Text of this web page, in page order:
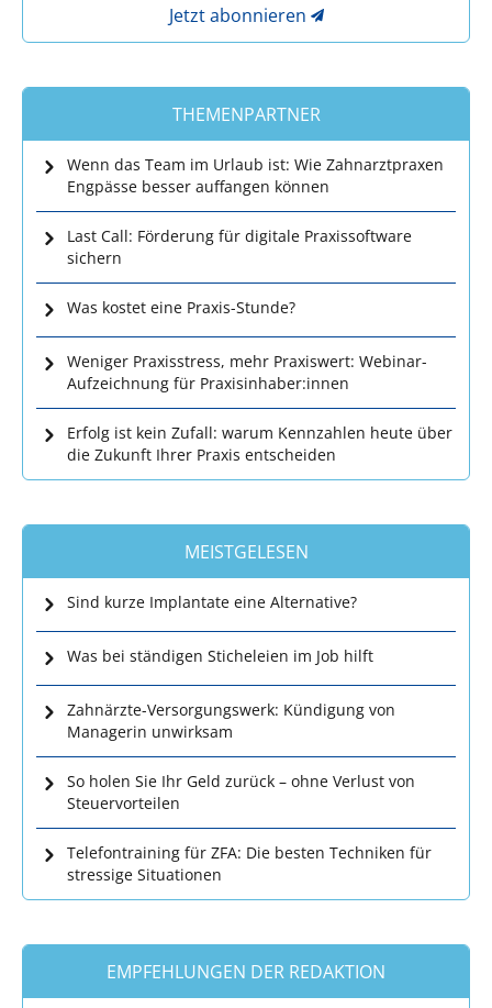
Jetzt abonnieren
THEMENPARTNER
Wenn das Team im Urlaub ist: Wie Zahnarztpraxen
Engpässe besser auffangen können
Last Call: Förderung für digitale Praxissoftware
sichern
Was kostet eine Praxis-Stunde?
Weniger Praxisstress, mehr Praxiswert: Webinar-
Aufzeichnung für Praxisinhaber:innen
Erfolg ist kein Zufall: warum Kennzahlen heute über
die Zukunft Ihrer Praxis entscheiden
MEISTGELESEN
Sind kurze Implantate eine Alternative?
Was bei ständigen Sticheleien im Job hilft
Zahnärzte-Versorgungswerk: Kündigung von
Managerin unwirksam
So holen Sie Ihr Geld zurück – ohne Verlust von
Steuervorteilen
Telefontraining für ZFA: Die besten Techniken für
stressige Situationen
EMPFEHLUNGEN DER REDAKTION